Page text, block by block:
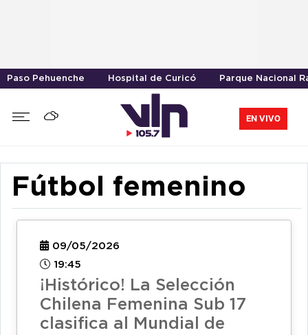
Paso Pehuenche Hospital de Curicó Parque Nacional
EN VIVO
Fútbol femenino
09/05/2026
19:45
¡Histórico! La Selección
Chilena Femenina Sub 17
clasifica al Mundial de